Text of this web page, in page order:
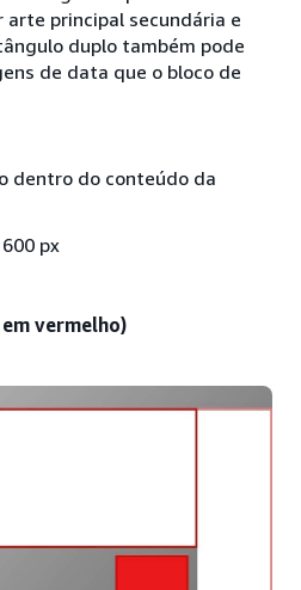
arte principal secundária e
duplo também pode
de data que o bloco de
dentro do conteúdo da
px
vermelho)